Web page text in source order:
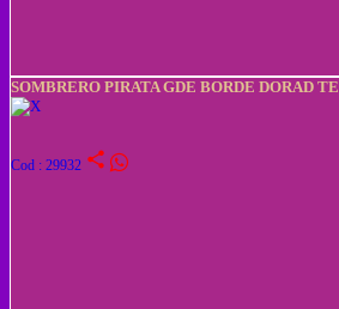
SOMBRERO PIRATA GDE BORDE DORAD TE
Cod : 29932 share